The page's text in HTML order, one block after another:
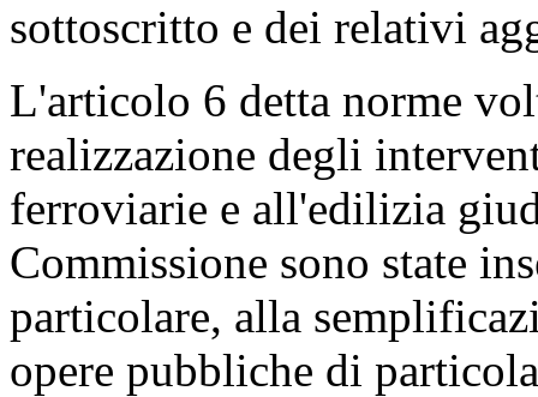
sottoscritto e dei relativi
L'articolo 6 detta norme
realizzazione degli
ferroviarie e all'edilizia
Commissione sono state
particolare, alla
opere pubbliche di